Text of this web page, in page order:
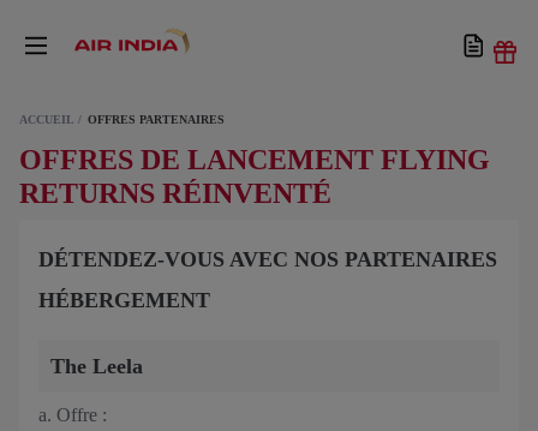
ACCUEIL OFFRES PARTENAIRES
OFFRES DE LANCEMENT FLYING
RETURNS RÉINVENTÉ
DÉTENDEZ-VOUS AVEC NOS PARTENAIRES
HÉBERGEMENT
The Leela
a. Offre :